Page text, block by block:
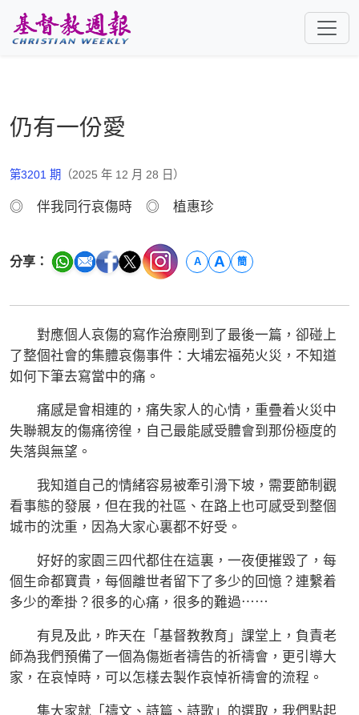
仍有一份愛
第3201 期 （2025 年 12 月 28 日）
◎ 伴我同行哀傷時 ◎ 植惠珍
分享： A A 簡
對應個人哀傷的寫作治療剛到了最後一篇，卻碰上
了整個社會的集體哀傷事件：大埔宏福苑火災，不知道
如何下筆去寫當中的痛。
痛感是會相連的，痛失家人的心情，重疊着火災中
失聯親友的傷痛徬徨，自己最能感受體會到那份極度的
失落與無望。
我知道自己的情緒容易被牽引滑下坡，需要節制觀
看事態的發展，但在我的社區、在路上也可感受到整個
城市的沈重，因為大家心裏都不好受。
好好的家園三四代都住在這裏，一夜便摧毀了，每
個生命都寶貴，每個離世者留下了多少的回憶？連繫着
多少的牽掛？很多的心痛，很多的難過⋯⋯
有見及此，昨天在「基督教教育」課堂上，負責老
師為我們預備了一個為傷逝者禱告的祈禱會，更引導大
家，在哀悼時，可以怎樣去製作哀悼祈禱會的流程。
集大家就「禱文、詩篇、詩歌」的選取，我們點起